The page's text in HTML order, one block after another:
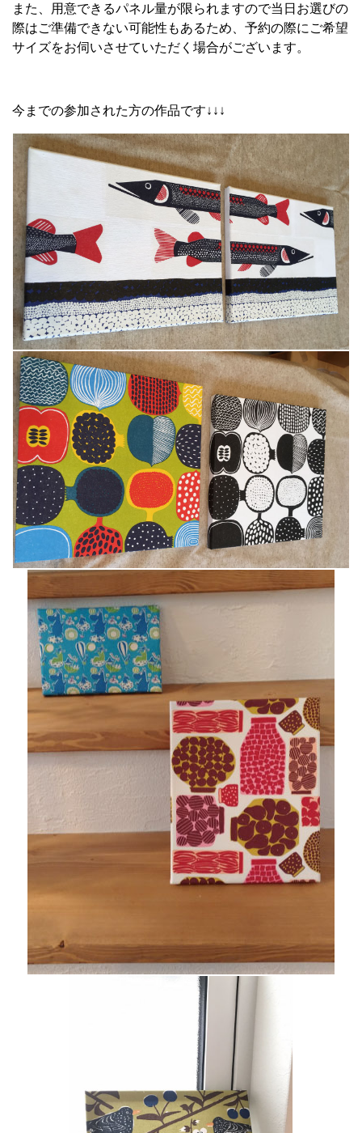
また、用意できるパネル量が限られますので当日お選びの
際はご準備できない可能性もあるため、予約の際にご希望
サイズをお伺いさせていただく場合がございます。
今までの参加された方の作品です↓↓↓